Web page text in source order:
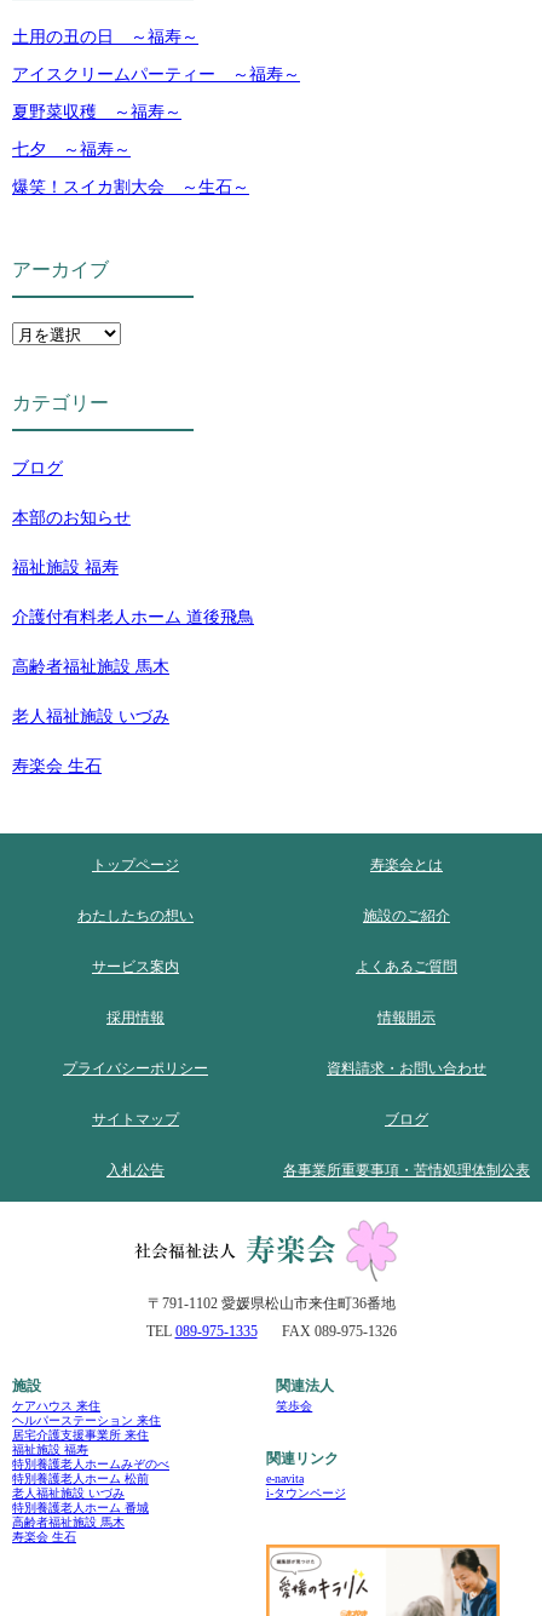
土用の丑の日 ～福寿～
アイスクリームパーティー ～福寿～
夏野菜収穫 ～福寿～
七夕 ～福寿～
爆笑！スイカ割大会 ～生石～
アーカイブ
カテゴリー
ブログ
本部のお知らせ
福祉施設 福寿
介護付有料老人ホーム 道後飛鳥
高齢者福祉施設 馬木
老人福祉施設 いづみ
寿楽会 生石
トップページ 寿楽会とは
わたしたちの想い 施設のご紹介
サービス案内 よくあるご質問
採用情報 情報開示
プライバシーポリシー 資料請求・お問い合わせ
サイトマップ ブログ
入札公告 各事業所重要事項・苦情処理体制公表
〒791-1102 愛媛県松山市来住町36番地
TEL 089-975-1335 FAX 089-975-1326
施設
ケアハウス 来住
ヘルパーステーション 来住
居宅介護支援事業所 来住
福祉施設 福寿
特別養護老人ホームみぞのべ
特別養護老人ホーム 松前
老人福祉施設 いづみ
特別養護老人ホーム 番城
高齢者福祉施設 馬木
寿楽会 生石
関連法人
笑歩会
関連リンク
e-navita
i-タウンページ